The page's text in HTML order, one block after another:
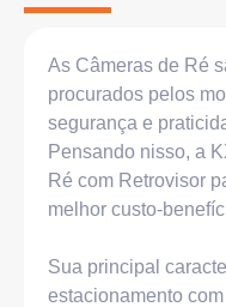
As Câmeras de Ré
procurados pelos
segurança e
Pensando nisso, a
Ré com Retrovisor
melhor custo-
Sua principal
estacionamento